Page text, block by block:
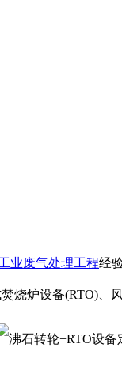
业废气处理工程经
烧炉设备(RTO)、